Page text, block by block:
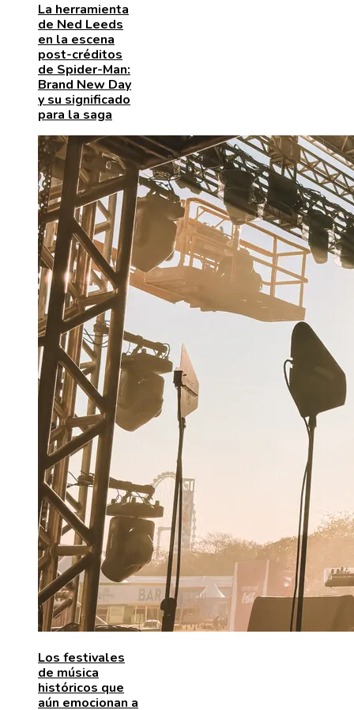
La herramienta
de Ned Leeds
en la escena
post-créditos
de Spider-Man:
Brand New Day
y su significado
para la saga
Los festivales
de música
históricos que
aún emocionan a